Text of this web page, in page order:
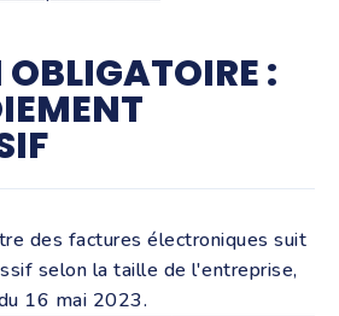
:
des factures électroniques suit
selon la taille de l'entreprise,
16 mai 2023.